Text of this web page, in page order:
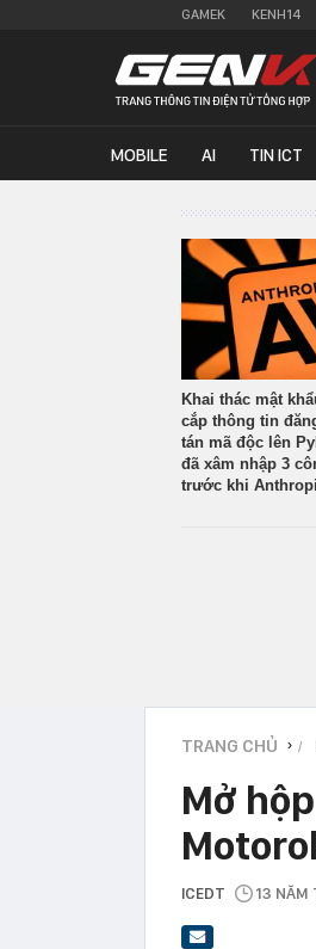
GAMEK KENH14
MOBILE AI TIN ICT
Khai thác mật
cắp thông tin
tán mã độc lên
đã xâm nhập 3
trước khi
TRANG CHỦ ›
Mở
ICEDT 13 NĂM